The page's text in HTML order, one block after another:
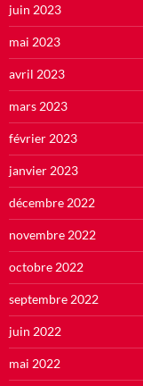
juin 2023
mai 2023
avril 2023
mars 2023
février 2023
janvier 2023
décembre 2022
novembre 2022
octobre 2022
septembre 2022
juin 2022
mai 2022